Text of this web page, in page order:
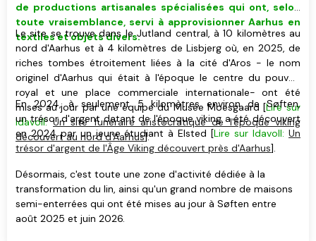
de productions artisanales spécialisées qui ont, selon
toute vraisemblance, servi à approvisionner Aarhus en
textiles et objets divers.
Le site se trouve dans le Jutland central, à 10 kilomètres au
nord d'Aarhus et à 4 kilomètres de Lisbjerg où, en 2025, de
riches tombes étroitement liées à la cité d'Aros - le nom
originel d'Aarhus qui était à l'époque le centre du pouvoir
royal et une place commerciale internationale- ont été
mises au jour par une équipe du Musée Moesgaard [Lire sur
Idavoll:Un site funéraire aristocratique de l'époque viking
découvert au nord d'Aarhus].
En 2024, à seulement 5 kilomètres environ de Søften,
un trésor d'argent datant de l'époque viking a été découvert
en 2024 par un jeune étudiant à Elsted [Lire sur Idavoll: Un
trésor d'argent de l'Âge Viking découvert près d'Aarhus].
Désormais, c'est toute une zone d'activité dédiée à la
transformation du lin, ainsi qu'un grand nombre de maisons
semi-enterrées qui ont été mises au jour à Søften entre
août 2025 et juin 2026.